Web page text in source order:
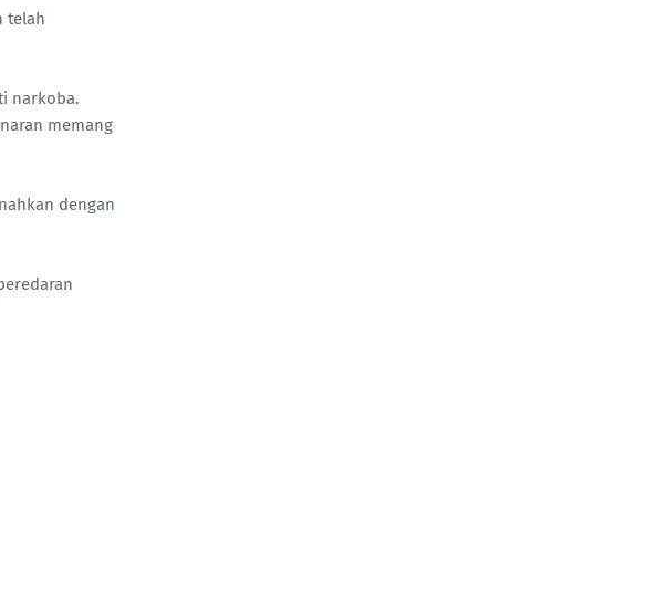
telah
narkoba.
memang
dengan